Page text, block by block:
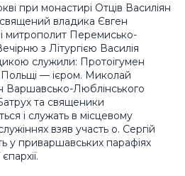
при монастирі Отців Василіян
владика Євген
митрополит Перемисько-
з Літургією Василія
служили: Протоігумен
Польщі — ієром. Миколай
Варшавсько-Люблінського
та священики
і служать в місцевому
взяв участь о. Сергій
у приваршавських парафіях